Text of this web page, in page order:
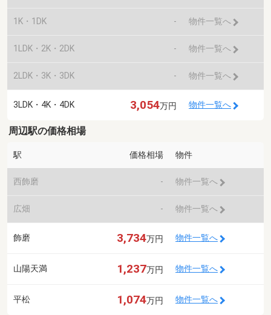
1K・1DK - 物件一覧へ
1LDK・2K・2DK - 物件一覧へ
2LDK・3K・3DK - 物件一覧へ
3LDK・4K・4DK 3,054万円 物件一覧へ
周辺駅の価格相場
駅 価格相場 物件
西飾磨 - 物件一覧へ
広畑 - 物件一覧へ
飾磨 3,734万円 物件一覧へ
山陽天満 1,237万円 物件一覧へ
平松 1,074万円 物件一覧へ